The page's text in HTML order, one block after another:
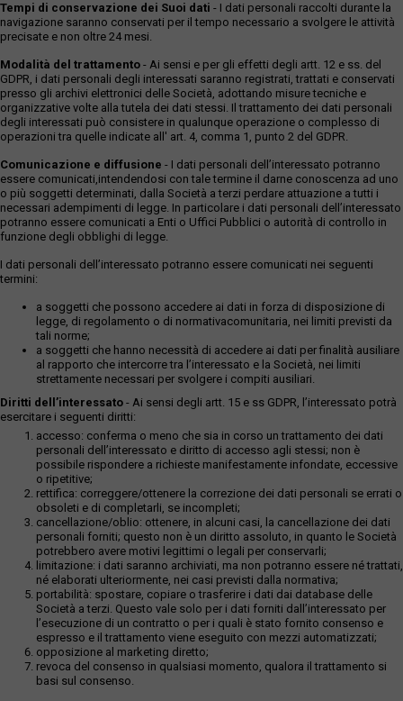
Tempi di conservazione dei Suoi dati - I dati personali raccolti durante la
navigazione saranno conservati per il tempo necessario a svolgere le attività
precisate e non oltre 24 mesi.
Modalità del trattamento - Ai sensi e per gli effetti degli artt. 12 e ss. del
GDPR, i dati personali degli interessati saranno registrati, trattati e conservati
presso gli archivi elettronici delle Società, adottando misure tecniche e
organizzative volte alla tutela dei dati stessi. Il trattamento dei dati personali
degli interessati può consistere in qualunque operazione o complesso di
operazioni tra quelle indicate all' art. 4, comma 1, punto 2 del GDPR.
Comunicazione e diffusione - I dati personali dell’interessato potranno
essere comunicati,intendendosi con tale termine il darne conoscenza ad uno
o più soggetti determinati, dalla Società a terzi perdare attuazione a tutti i
necessari adempimenti di legge. In particolare i dati personali dell’interessato
potranno essere comunicati a Enti o Uffici Pubblici o autorità di controllo in
funzione degli obblighi di legge.
I dati personali dell’interessato potranno essere comunicati nei seguenti
termini:
a soggetti che possono accedere ai dati in forza di disposizione di
legge, di regolamento o di normativacomunitaria, nei limiti previsti da
tali norme;
a soggetti che hanno necessità di accedere ai dati per finalità ausiliare
al rapporto che intercorre tra l’interessato e la Società, nei limiti
strettamente necessari per svolgere i compiti ausiliari.
Diritti dell’interessato - Ai sensi degli artt. 15 e ss GDPR, l’interessato potrà
esercitare i seguenti diritti:
accesso: conferma o meno che sia in corso un trattamento dei dati
personali dell’interessato e diritto di accesso agli stessi; non è
possibile rispondere a richieste manifestamente infondate, eccessive
o ripetitive;
rettifica: correggere/ottenere la correzione dei dati personali se errati o
obsoleti e di completarli, se incompleti;
cancellazione/oblio: ottenere, in alcuni casi, la cancellazione dei dati
personali forniti; questo non è un diritto assoluto, in quanto le Società
potrebbero avere motivi legittimi o legali per conservarli;
limitazione: i dati saranno archiviati, ma non potranno essere né trattati,
né elaborati ulteriormente, nei casi previsti dalla normativa;
portabilità: spostare, copiare o trasferire i dati dai database delle
Società a terzi. Questo vale solo per i dati forniti dall’interessato per
l’esecuzione di un contratto o per i quali è stato fornito consenso e
espresso e il trattamento viene eseguito con mezzi automatizzati;
opposizione al marketing diretto;
revoca del consenso in qualsiasi momento, qualora il trattamento si
basi sul consenso.